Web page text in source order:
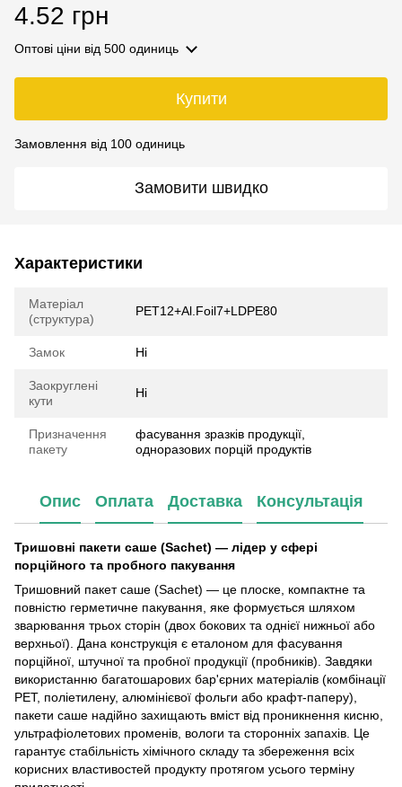
4.52 грн
Оптові ціни від 500 одиниць
Купити
Замовлення від 100 одиниць
Замовити швидко
Характеристики
Матеріал
(структура)
PET12+Al.Foil7+LDPE80
Замок Ні
Заокруглені
кути
Ні
Призначення
пакету
фасування зразків продукції,
одноразових порцій продуктів
Опис Оплата Доставка Консультація
Тришовні пакети саше (Sachet) — лідер у сфері
порційного та пробного пакування
Тришовний пакет саше (Sachet) — це плоске, компактне та
повністю герметичне пакування, яке формується шляхом
зварювання трьох сторін (двох бокових та однієї нижньої або
верхньої). Дана конструкція є еталоном для фасування
порційної, штучної та пробної продукції (пробників). Завдяки
використанню багатошарових бар'єрних матеріалів (комбінації
PET, поліетилену, алюмінієвої фольги або крафт-паперу),
пакети саше надійно захищають вміст від проникнення кисню,
ультрафіолетових променів, вологи та сторонніх запахів. Це
гарантує стабільність хімічного складу та збереження всіх
корисних властивостей продукту протягом усього терміну